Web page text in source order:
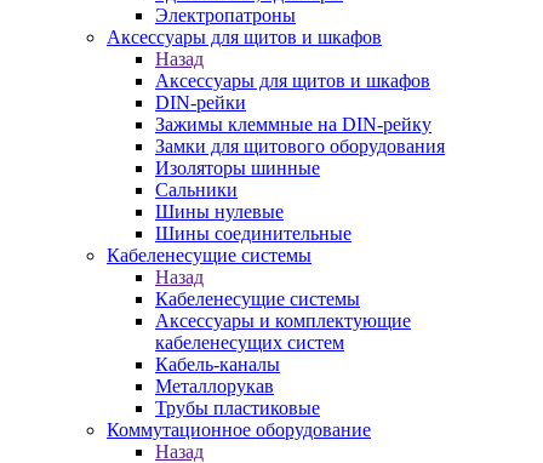
Электропатроны
Аксессуары для щитов и шкафов
Назад
Аксессуары для щитов и шкафов
DIN-рейки
Зажимы клеммные на DIN-рейку
Замки для щитового оборудования
Изоляторы шинные
Сальники
Шины нулевые
Шины соединительные
Кабеленесущие системы
Назад
Кабеленесущие системы
Аксессуары и комплектующие
кабеленесущих систем
Кабель-каналы
Металлорукав
Трубы пластиковые
Коммутационное оборудование
Назад